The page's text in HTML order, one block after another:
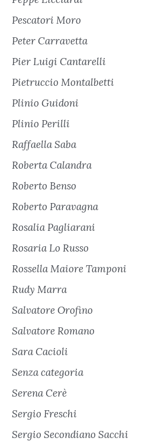
Pescatori Moro
Peter Carravetta
Pier Luigi Cantarelli
Pietruccio Montalbetti
Plinio Guidoni
Plinio Perilli
Raffaella Saba
Roberta Calandra
Roberto Benso
Roberto Paravagna
Rosalia Pagliarani
Rosaria Lo Russo
Rossella Maiore Tamponi
Rudy Marra
Salvatore Orofino
Salvatore Romano
Sara Cacioli
Senza categoria
Serena Cerè
Sergio Freschi
Sergio Secondiano Sacchi